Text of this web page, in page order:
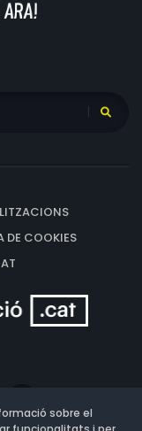
DE COOKIES
sobre el